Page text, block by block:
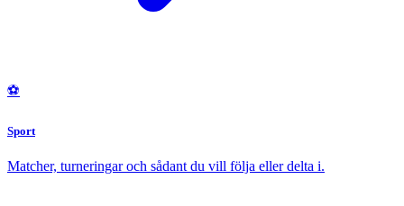
⚽
Sport
Matcher, turneringar och sådant du vill följa eller delta i.